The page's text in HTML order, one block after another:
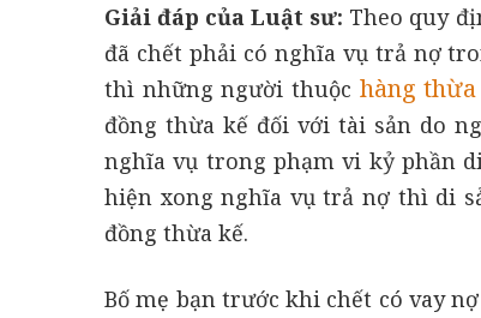
Giải đáp của Luật sư: Theo quy
đã chết phải có nghĩa vụ trả nợ
thì những người thuộc hàng
đồng thừa kế đối với tài sản do
nghĩa vụ trong phạm vi kỷ phần
hiện xong nghĩa vụ trả nợ thì di
đồng thừa kế.
Bố mẹ bạn trước khi chết có vay